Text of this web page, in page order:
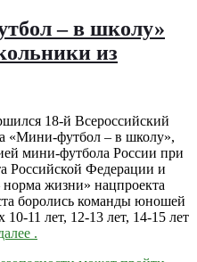
– в школу»
из
18-й Всероссийский
«Мини-футбол – в школу»,
мини-футбола России при
Российской Федерации и
жизни» нацпроекта
боролись команды юношей
11 лет, 12-13 лет, 14-15 лет
.